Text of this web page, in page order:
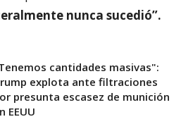
nunca sucedió”.
cantidades masivas":
explota ante filtraciones
presunta escasez de munición
EEUU